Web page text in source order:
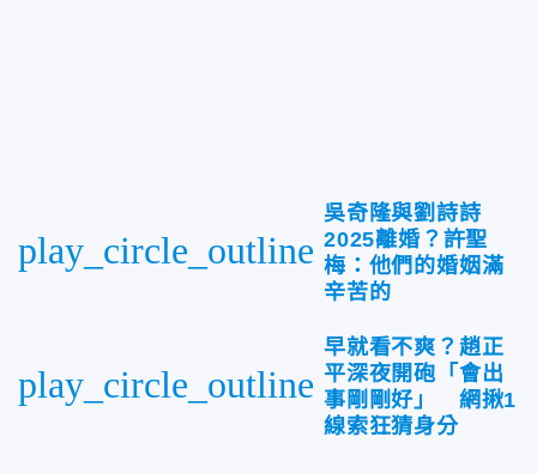
play_circle_outline
吳奇隆與劉詩詩
2025離婚？許聖
梅：他們的婚姻滿
辛苦的
play_circle_outline
早就看不爽？趙正
平深夜開砲「會出
事剛剛好」 網揪1
線索狂猜身分